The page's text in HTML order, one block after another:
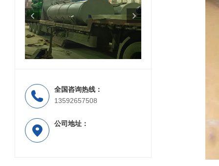
动物油熔炼设备
全国咨询热线：
13592657508
公司地址：